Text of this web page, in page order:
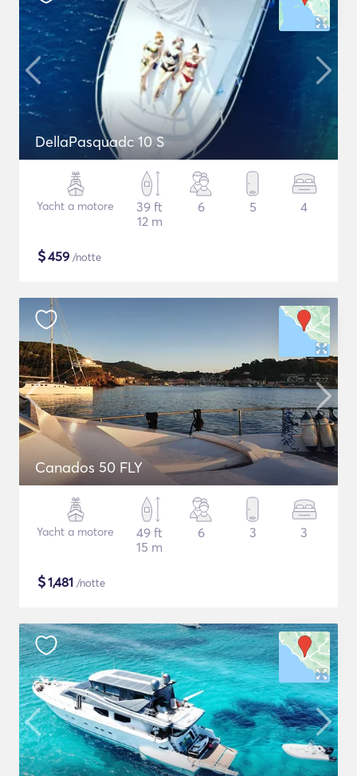
DellaPasquadc 10 S
Yacht a motore
39 ft
12 m
6 5 4
$459 /notte
Canados 50 FLY
Yacht a motore
49 ft
15 m
6 3 3
$1,481 /notte